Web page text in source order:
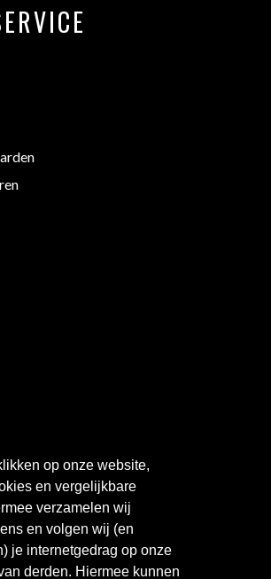
op onze website,
en vergelijkbare
verzamelen wij
en volgen wij (en
je internetgedrag op onze
derden. Hiermee kunnen